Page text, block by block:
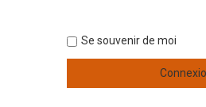
Se souvenir de moi